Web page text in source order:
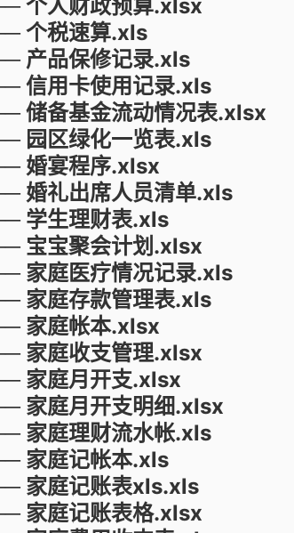
个人财政预算.xlsx
个税速算.xls
产品保修记录.xls
信用卡使用记录.xls
储备基金流动情况表.xlsx
园区绿化一览表.xls
婚宴程序.xlsx
婚礼出席人员清单.xls
学生理财表.xls
宝宝聚会计划.xlsx
家庭医疗情况记录.xls
家庭存款管理表.xls
家庭帐本.xlsx
家庭收支管理.xlsx
家庭月开支.xlsx
家庭月开支明细.xlsx
家庭理财流水帐.xls
家庭记帐本.xls
家庭记账表xls.xls
家庭记账表格.xlsx